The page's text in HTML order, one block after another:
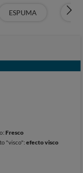
ESPUMA
Fresco
"visco":efecto visco